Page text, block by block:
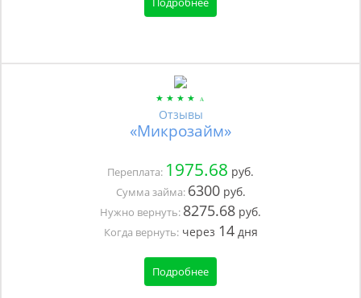
Отзывы
«Микрозайм»
Переплата: 1975.68 руб.
Сумма займа: 6300руб.
Нужно вернуть: 8275.68 руб.
Когда вернуть:через 14дня
Подробнее